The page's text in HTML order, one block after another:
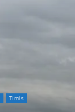
Timis